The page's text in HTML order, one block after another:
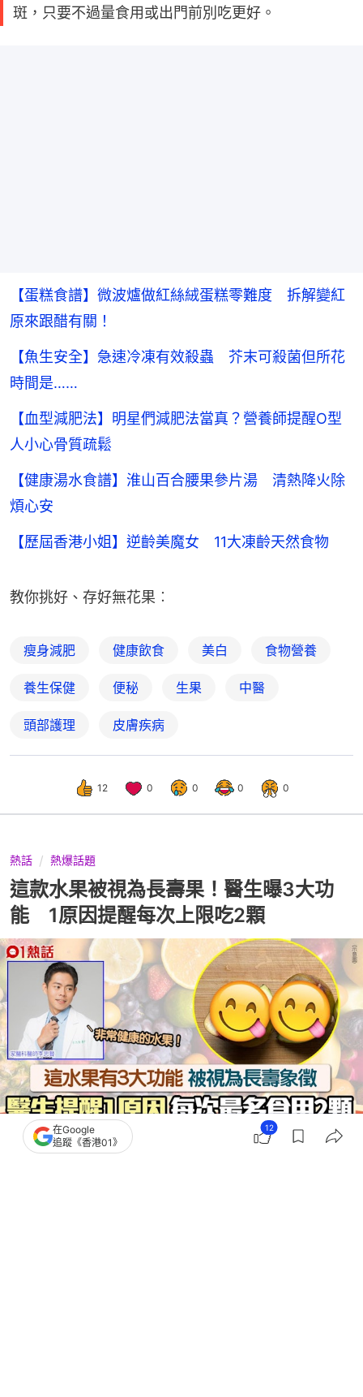
斑，只要不過量食用或出門前別吃更好。
【蛋糕食譜】微波爐做紅絲絨蛋糕零難度 拆解變紅
原來跟醋有關！
【魚生安全】急速冷凍有效殺蟲 芥末可殺菌但所花
時間是……
【血型減肥法】明星們減肥法當真？營養師提醒O型
人小心骨質疏鬆
【健康湯水食譜】淮山百合腰果參片湯 清熱降火除
煩心安
【歷屆香港小姐】逆齡美魔女 11大凍齡天然食物
教你挑好、存好無花果︰
瘦身減肥 健康飲食 美白 食物營養
養生保健 便秘 生果 中醫
頭部護理 皮膚疾病
12 0 0 0 0
熱話 熱爆話題
這款水果被視為長壽果！醫生曝3大功
能 1原因提醒每次上限吃2顆
撰文：田中貴
在Google
追蹤《香港01》
12